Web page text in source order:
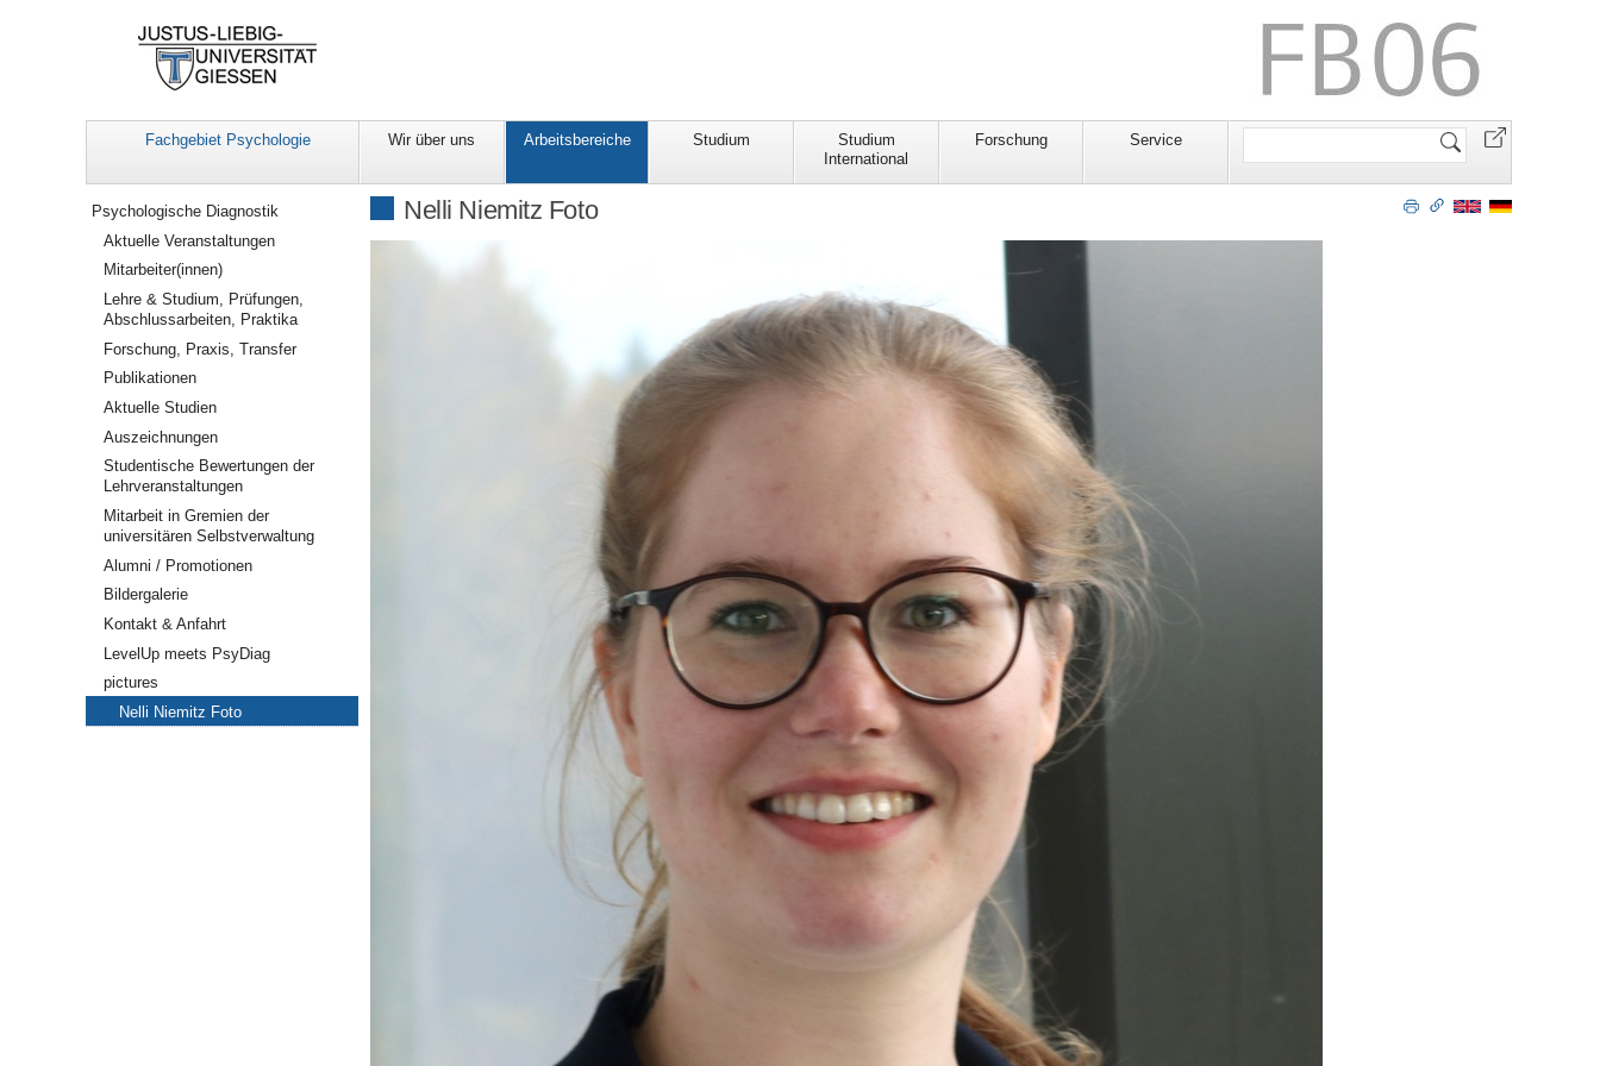
Fachgebiet Psychologie Wir über uns Arbeitsbereiche Studium
Studium
International
Forschung Service
Website
Nelli Niemitz Foto
Navigation
Psychologische Diagnostik
Aktuelle Veranstaltungen
Mitarbeiter(innen)
Lehre & Studium, Prüfungen,
Abschlussarbeiten, Praktika
Forschung, Praxis, Transfer
Publikationen
Aktuelle Studien
Auszeichnungen
Studentische Bewertungen der
Lehrveranstaltungen
Mitarbeit in Gremien der
universitären Selbstverwaltung
Alumni / Promotionen
Bildergalerie
Kontakt & Anfahrt
LevelUp meets PsyDiag
pictures
Nelli Niemitz Foto